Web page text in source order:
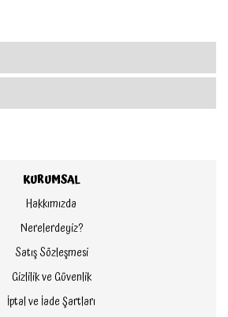
KURUMSAL
Hakkımızda
Nerelerdeyiz?
Satış Sözleşmesi
Gizlilik ve Güvenlik
İptal ve İade Şartları